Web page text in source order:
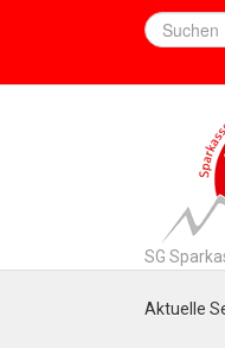
SG
Aktuelle